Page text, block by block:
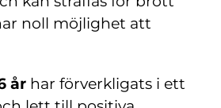
noll möjlighet att
århar förverkligats i ett